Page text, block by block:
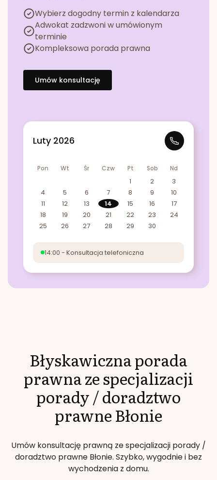
Wybierz dogodny termin z kalendarza
Adwokat zadzwoni w umówionym
terminie
Kompleksowa porada prawna
Umów konsultację
Luty 2026
Pon Wt Śr Czw Pt Sob Nd
1 2
3
4
5 6 7 8 9
10
11
12 13 14 15 16
17
18
19 20 21 22 23
24
25
26 27 28 29 30
14:00 - Konsultacja telefoniczna
Błyskawiczna porada
prawna ze specjalizacji
porady / doradztwo
prawneBłonie
Umów konsultację prawną ze specjalizacji porady /
doradztwo prawne Błonie. Szybko, wygodnie i bez
wychodzenia z domu.